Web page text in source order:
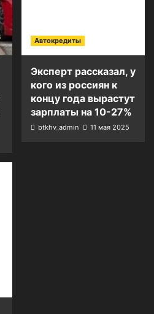
Автокредиты
Эксперт рассказал, у
кого из россиян к
концу года вырастут
зарплаты на 10-27%
btkhv_admin 11 мая 2025